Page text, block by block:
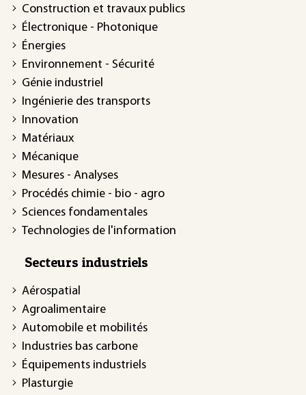
Construction et travaux publics
Électronique - Photonique
Énergies
Environnement - Sécurité
Génie industriel
Ingénierie des transports
Innovation
Matériaux
Mécanique
Mesures - Analyses
Procédés chimie - bio - agro
Sciences fondamentales
Technologies de l'information
Secteurs industriels
Aérospatial
Agroalimentaire
Automobile et mobilités
Industries bas carbone
Équipements industriels
Plasturgie